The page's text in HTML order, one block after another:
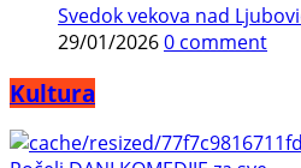
Svedok vekova nad
29/01/20260 comment
Kultura